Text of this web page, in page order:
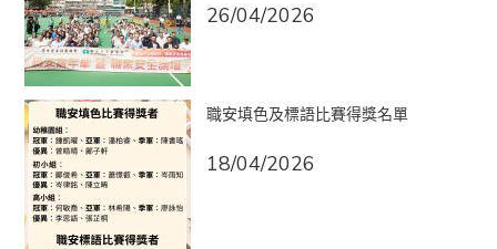
26/04/2026
職安填色及標語比賽得獎名單
18/04/2026